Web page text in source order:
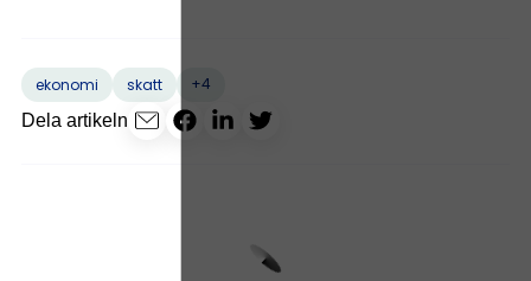
ekonomi skatt
+4
Dela artikeln